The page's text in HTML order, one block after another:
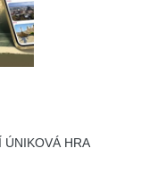
ÚNIKOVÁ HRA